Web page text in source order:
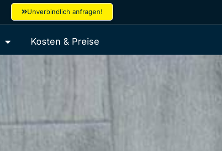
Unverbindlich anfragen!
Kosten & Preise